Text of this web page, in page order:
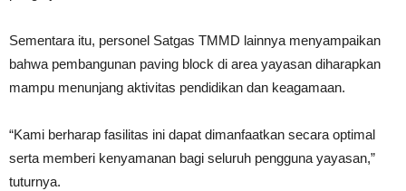
Sementara itu, personel Satgas TMMD lainnya menyampaikan
bahwa pembangunan paving block di area yayasan diharapkan
mampu menunjang aktivitas pendidikan dan keagamaan.
“Kami berharap fasilitas ini dapat dimanfaatkan secara optimal
serta memberi kenyamanan bagi seluruh pengguna yayasan,”
tuturnya.